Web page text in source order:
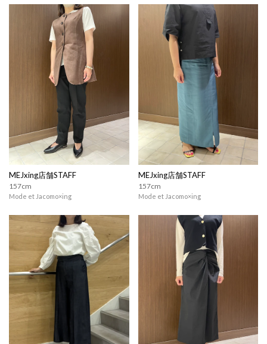
MEJxing店舗STAFF
157cm
Mode et Jacomo×ing
MEJxing店舗STAFF
157cm
Mode et Jacomo×ing